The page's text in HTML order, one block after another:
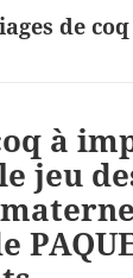
de
à
jeu